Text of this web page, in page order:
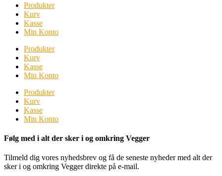
Produkter
Kurv
Kasse
Min Konto
Produkter
Kurv
Kasse
Min Konto
Produkter
Kurv
Kasse
Min Konto
Følg med i alt der sker i og omkring Vegger
Tilmeld dig vores nyhedsbrev og få de seneste nyheder med alt der
sker i og omkring Vegger direkte på e-mail.